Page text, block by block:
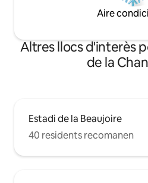
Aire
Altres llocs d'interès
de la
Estadi de la Beaujoire
40 residents recomanen